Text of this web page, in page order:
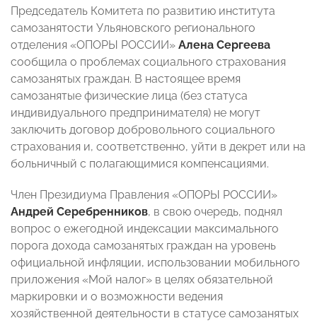
Председатель Комитета по развитию института
самозанятости Ульяновского регионального
отделения «ОПОРЫ РОССИИ» Алена Сергеева
сообщила о проблемах социального страхования
самозанятых граждан. В настоящее время
самозанятые физические лица (без статуса
индивидуального предпринимателя) не могут
заключить договор добровольного социального
страхования и, соответственно, уйти в декрет или на
больничный с полагающимися компенсациями.
Член Президиума Правления «ОПОРЫ РОССИИ»
Андрей Серебренников, в свою очередь, поднял
вопрос о ежегодной индексации максимального
порога дохода самозанятых граждан на уровень
официальной инфляции, использовании мобильного
приложения «Мой налог» в целях обязательной
маркировки и о возможности ведения
хозяйственной деятельности в статусе самозанятых